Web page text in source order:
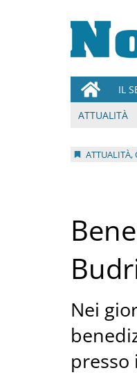
IL
ATTUALITÀ
ATTUALITÀ,
Nei
presso